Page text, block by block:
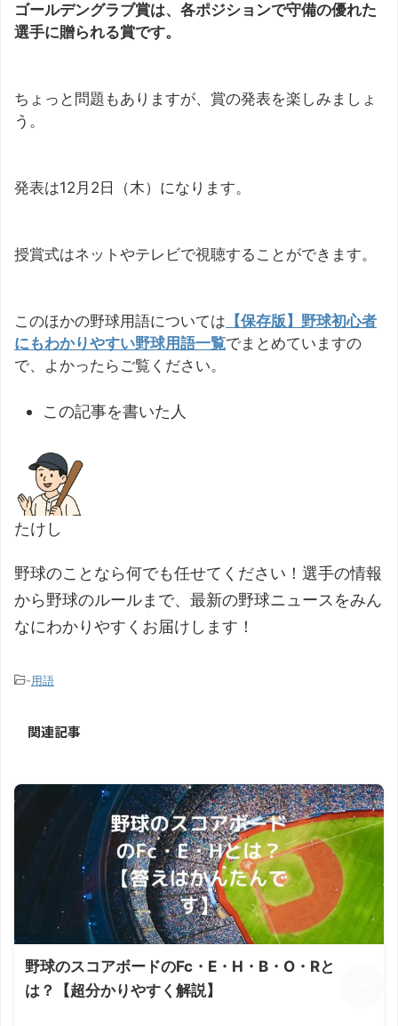
ゴールデングラブ賞は、各ポジションで守備の優れた
選手に贈られる賞です。
ちょっと問題もありますが、賞の発表を楽しみましょ
う。
発表は12月2日（木）になります。
授賞式はネットやテレビで視聴することができます。
このほかの野球用語については 【保存版】野球初心者
にもわかりやすい野球用語一覧でまとめていますの
で、よかったらご覧ください。
この記事を書いた人
たけし
野球のことなら何でも任せてください！選手の情報
から野球のルールまで、最新の野球ニュースをみん
なにわかりやすくお届けします！
-用語
関連記事
野球のスコアボードのFc・E・H・B・O・Rと
は？【超分かりやすく解説】